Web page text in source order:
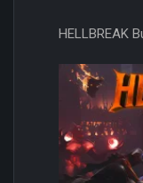
HELLBREAK